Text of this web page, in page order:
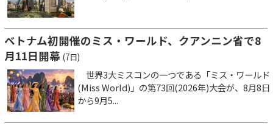
ベトナム初開催のミス・ワールド、クアンニン省で8
月11日開幕 (7日)
世界3大ミスコンの一つである「ミス・ワールド
(Miss World)」の第73回(2026年)大会が、8月8日
から9月5...